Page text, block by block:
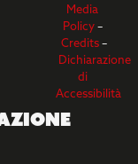
Media
Policy–
Credits–
Dichiarazione
di
Accessibilità